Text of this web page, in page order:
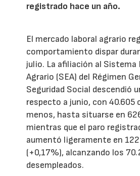
registrado hace un año.
El mercado laboral agrario
comportamiento dispar
julio. La afiliación al Sistema
Agrario (SEA) del Régimen
Seguridad Social descendió
respecto a junio, con
menos, hasta situarse en
mientras que el paro
aumentó ligeramente en
(+0,17%), alcanzando los
desempleados.